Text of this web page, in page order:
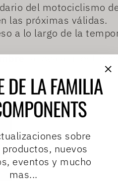
DE LA FAMILIA
sobre
nuevos
eventos y mucho
mas...
del motociclismo
las próximas válidas.
a lo largo de la
, apoya a nuestro